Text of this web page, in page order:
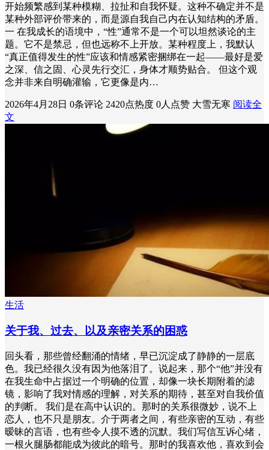
开始频繁感到某种模糊、拉扯和自我怀疑。这种不确定并不是
某种外部评价带来的，而是源自我自己内在认知结构的矛盾。
一 在我成长的语境中，“性”通常不是一个可以坦然谈论的主
题。它不是禁忌，但也远称不上开放。某种程度上，我默认
“真正值得发生的性”应该和情感紧密捆绑在一起——最好是爱
之深、信之固、心灵先行交汇，身体才顺势贴合。 但这个观
念并非来自明确灌输，它更像是内…
2026年4月28日 0条评论 2420点热度 0人点赞 大雪无寒 阅读全
文
生活
关于我、过去、以及亲密关系的困惑
回头看，那些曾经翻涌的情绪，早已沉淀成了静静的一层底
色。我已经很久没有因为他落泪了。说起来，那个“他”并没有
在我生命中占据过一个明确的位置，却像一块长期附着的滤
镜，影响了我对情感的理解，对关系的期待，甚至对自我价值
的判断。 我们是在高中认识的。那时的关系很微妙，说不上
恋人，也不只是朋友。介于两者之间，有些亲密的互动，有些
暧昧的言语，也有些令人摸不透的沉默。我们写信互诉心绪，
一根火腿肠都能成为彼此的暗号。那时的我喜欢他，喜欢到会